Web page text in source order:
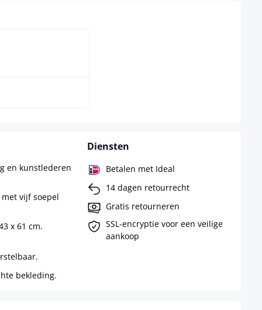
en kunstlederen
vijf soepel
x 61 cm.
bekleding.
Diensten
Betalen met Ideal
14 dagen retourrecht
Gratis retourneren
SSL-encryptie voor een veilige
aankoop